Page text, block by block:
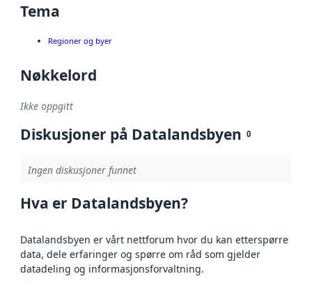
Tema
Regioner og byer
Nøkkelord
Ikke oppgitt
Diskusjoner på Datalandsbyen 0
Ingen diskusjoner funnet
Hva er Datalandsbyen?
Datalandsbyen er vårt nettforum hvor du kan etterspørre
data, dele erfaringer og spørre om råd som gjelder
datadeling og informasjonsforvaltning.